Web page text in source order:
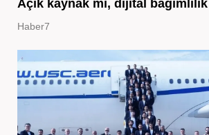
Açık kaynak mı, dijital bağımlılık
Haber7